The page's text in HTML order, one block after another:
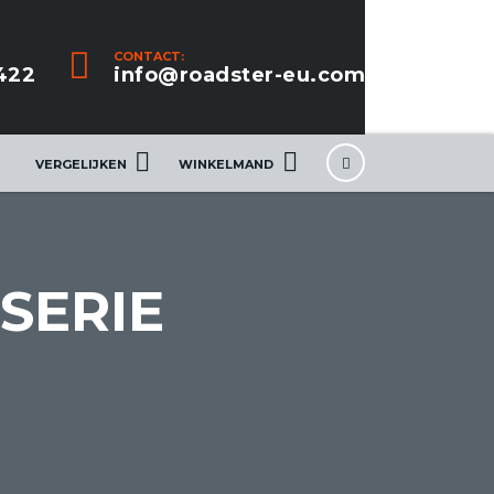
CONTACT:
info@roadster-eu.com
VERGELIJKEN WINKELMAND